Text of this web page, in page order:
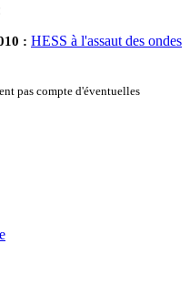
: HESS à l'assaut des ondes
pas compte d'éventuelles